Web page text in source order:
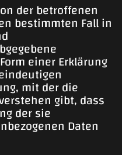
der betroffenen
bestimmten Fall in
einer Erklärung
mit der die
gibt, dass
der sie
Daten